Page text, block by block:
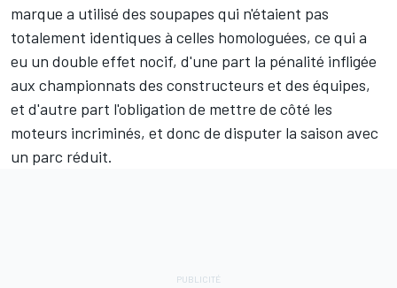
marque a utilisé des soupapes qui n'étaient pas
totalement identiques à celles homologuées, ce qui a
eu un double effet nocif, d'une part la pénalité infligée
aux championnats des constructeurs et des équipes,
et d'autre part l'obligation de mettre de côté les
moteurs incriminés, et donc de disputer la saison avec
un parc réduit.